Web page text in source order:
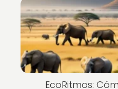
EcoRitmos: